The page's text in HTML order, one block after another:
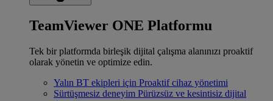
TeamViewer ONE Platformu
Tek bir platformda birleşik dijital çalışma alanınızı proaktif
olarak yönetin ve optimize edin.
Yalın BT ekipleri için Proaktif cihaz yönetimi
Sürtüşmesiz deneyim Pürüzsüz ve kesintisiz dijital